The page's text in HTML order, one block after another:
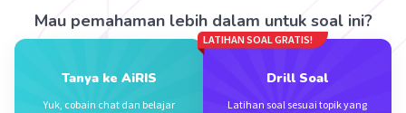
Iklan
Ekstrusi magma merupakan aktivitas atau
gerakan magma yang menyentuh permukaan
Beri Rating
Mau pemahaman lebih dalam untuk soal ini?
Tanya ke AiRIS
Yuk, cobain chat dan belajar
LATIHAN SOAL GRATIS!
Drill Soal
Latihan soal sesuai topik yang